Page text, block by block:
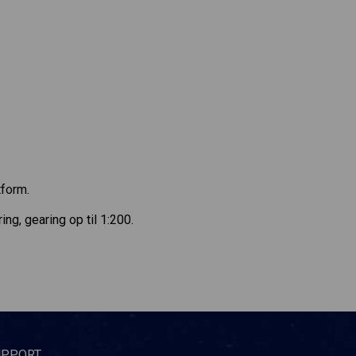
gearing op til 1:200.